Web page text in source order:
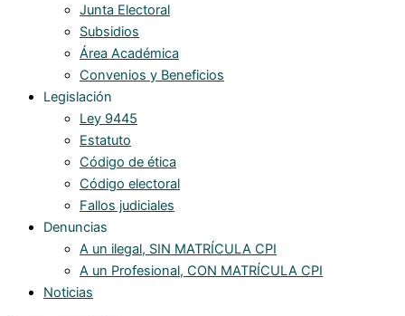
Junta Electoral
Subsidios
Área Académica
Convenios y Beneficios
Legislación
Ley 9445
Estatuto
Código de ética
Código electoral
Fallos judiciales
Denuncias
A un ilegal, SIN MATRÍCULA CPI
A un Profesional, CON MATRÍCULA CPI
Noticias